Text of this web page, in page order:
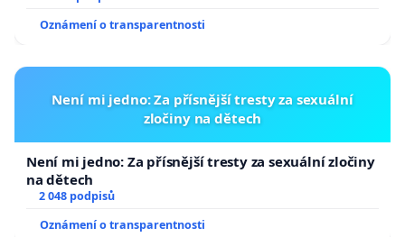
republiky
Oznámení o transparentnosti
Není mi jedno: Za přísnější tresty za sexuální
zločiny na dětech
Není mi jedno: Za přísnější tresty za sexuální zločiny
na dětech
2 048 podpisů
Oznámení o transparentnosti